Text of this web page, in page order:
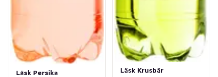
Läsk Persika
Läsk Krusbär